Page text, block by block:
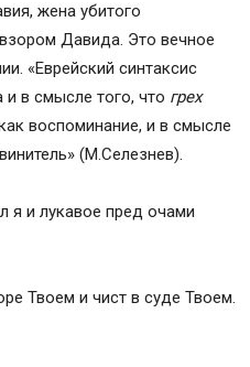
жена убитого
Давида. Это вечное
«Еврейский синтаксис
и в смысле того, что грех
воспоминание, и в смысле
(М.Селезнев).
я и лукавое пред очами
Твоем и чист в суде Твоем.